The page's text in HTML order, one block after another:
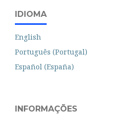
IDIOMA
English
Português (Portugal)
Español (España)
INFORMAÇÕES